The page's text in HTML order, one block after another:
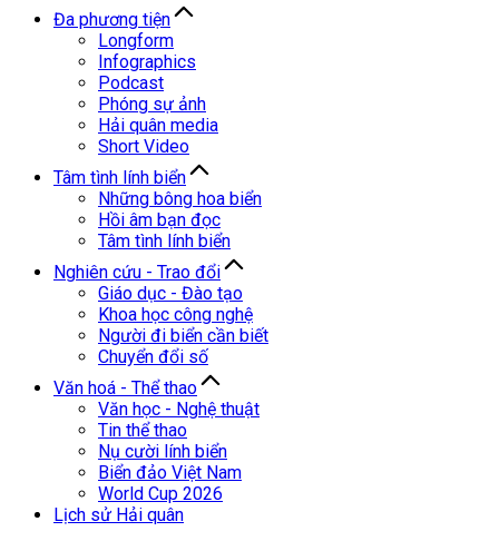
Đa phương tiện
Longform
Infographics
Podcast
Phóng sự ảnh
Hải quân media
Short Video
Tâm tình lính biển
Những bông hoa biển
Hồi âm bạn đọc
Tâm tình lính biển
Nghiên cứu - Trao đổi
Giáo dục - Đào tạo
Khoa học công nghệ
Người đi biển cần biết
Chuyển đổi số
Văn hoá - Thể thao
Văn học - Nghệ thuật
Tin thể thao
Nụ cười lính biển
Biển đảo Việt Nam
World Cup 2026
Lịch sử Hải quân